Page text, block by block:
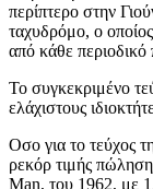
περίπτερο στην
ταχυδρόμο, ο
από κάθε
Το συγκεκριμένο
ελάχιστους
Οσο για το τεύχος
ρεκόρ τιμής
Man, του 1962, με